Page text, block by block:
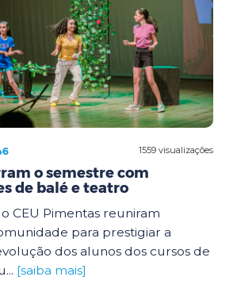
1559 visualizações
o semestre com
de balé e teatro
CEU Pimentas reuniram
para prestigiar a
dos alunos dos cursos de
[saiba mais]